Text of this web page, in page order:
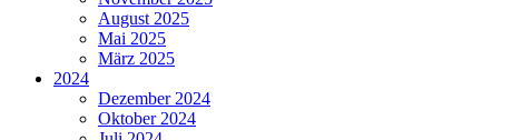
August 2025
Mai 2025
März 2025
2024
Dezember 2024
Oktober 2024